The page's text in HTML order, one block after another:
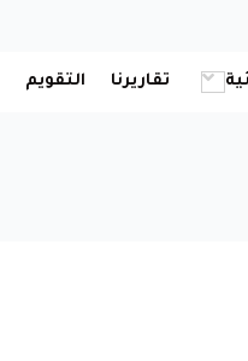
تقاريرنا التقويم